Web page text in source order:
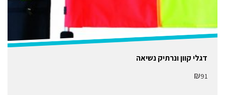
דגלי קוון ונרתיק נשיאה
₪91